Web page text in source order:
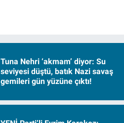
Tuna Nehri ‘akmam’ diyor: Su
seviyesi düştü, batık Nazi savaş
gemileri gün yüzüne çıktı!